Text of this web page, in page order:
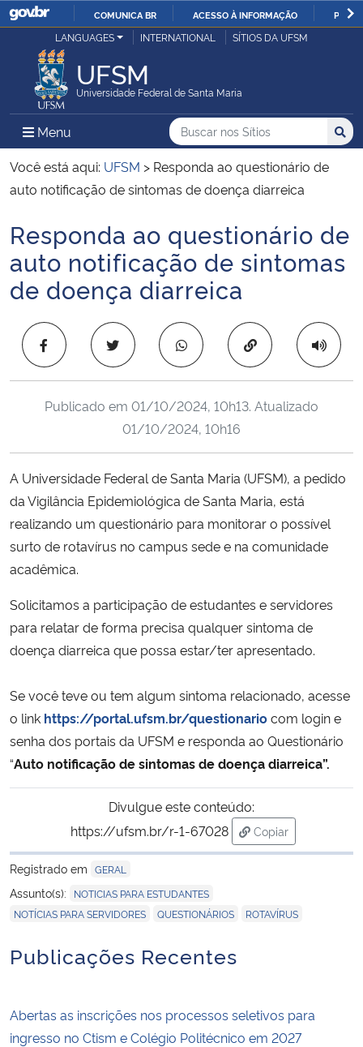
IR
COMUNICA BR ACESSO À INFORMAÇÃO
Ministério da Justiça e Segurança Pública
Ministério da Defesa
Ministério das Relações Exteriores
Ministério da Infraestrutura
Ministério da Agricultura, Pecuária e Abastecimento
Ministério da Educação
Ministério da Ciência, Tecnologia, Inovações e Comunicações
Ministério do Meio Ambiente
Ministério do Desenvolvimento Regional
Ministério da Mulher, da Família e dos Direitos Humanos
Secretaria-Geral
Gabinete de Segurança Institucional
Advocacia-Geral da União
LANGUAGES INTERNATIONAL SÍTIOS DA UFSM
UFSM
Universidade Federal de Santa Maria
Menu Menu Principal do Sítio
Busca
Buscar no nos Sítios
Busca:
Você está aqui: UFSM > Responda ao questionário de
auto notificação de sintomas de doença diarreica
Início do conteúdo
Responda ao questionário de
auto notificação de sintomas
de doença diarreica
Copiar para área
Publicado em 01/10/2024, 10h13. Atualizado
01/10/2024, 10h16
A Universidade Federal de Santa Maria (UFSM), a pedido
da Vigilância Epidemiológica de Santa Maria, está
realizando um questionário para monitorar o possível
surto de rotavírus no campus sede e na comunidade
acadêmica.
Solicitamos a participação de estudantes e servidores
para relatar de forma precisa qualquer sintoma de
doença diarreica que possa estar/ter apresentado.
Se você teve ou tem algum sintoma relacionado, acesse
o link https://portal.ufsm.br/questionariocom login e
senha dos portais da UFSM e responda ao Questionário
“Auto notificação de sintomas de doença diarreica”.
Divulgue este conteúdo:
https://ufsm.br/r-1-67028
Copiar
para área de
Registrado em GERAL
Assunto(s): NOTICIAS PARA ESTUDANTES
NOTÍCIAS PARA SERVIDORES QUESTIONÁRIOS ROTAVÍRUS
Publicações Recentes
Abertas as inscrições nos processos seletivos para
ingresso no Ctism e Colégio Politécnico em 2027